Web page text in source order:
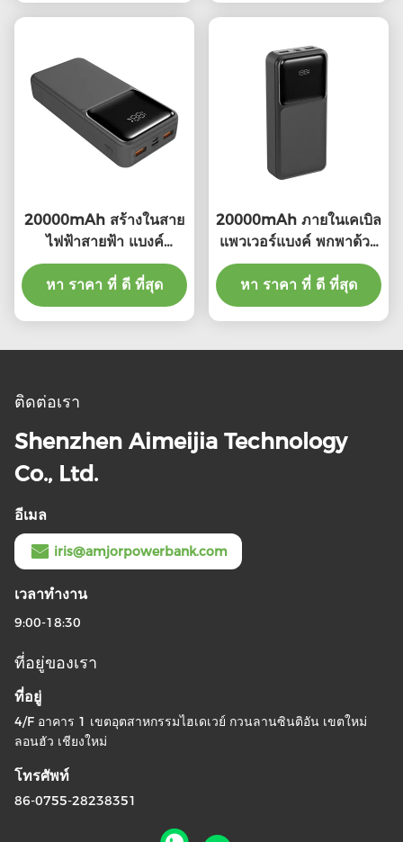
20000mAh สร้างในสาย
ไฟฟ้าสายฟ้า แบงค์
พลังงานพกพา
149.2*69.3*30.4mm
หา ราคา ที่ ดี ที่สุด
20000mAh ภายในเคเบิล
แพวเวอร์แบงค์ พกพาด้วย
ไฟ LED
หา ราคา ที่ ดี ที่สุด
ติดต่อเรา
Shenzhen Aimeijia Technology
Co., Ltd.
อีเมล
iris@amjorpowerbank.com
เวลาทํางาน
9:00-18:30
ที่อยู่ของเรา
ที่อยู่
4/F อาคาร 1 เขตอุตสาหกรรมไฮเดเวย์ กวนลานซินติอัน เขตใหม่
ลอนฮัว เชียงใหม่
โทรศัพท์
86-0755-28238351